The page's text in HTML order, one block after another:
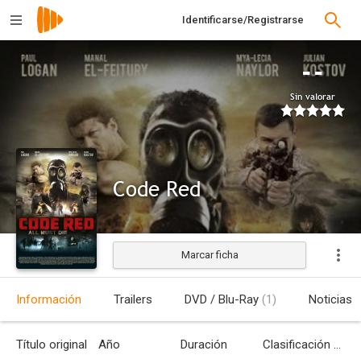
Identificarse/Registrarse
--
Sin valorar
Code Red
Estrenada
Marcar ficha
Información Trailers DVD / Blu-Ray (1) Noticias
Título original Año Duración Clasificación por edades